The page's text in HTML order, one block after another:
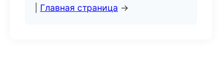
Главная страница →